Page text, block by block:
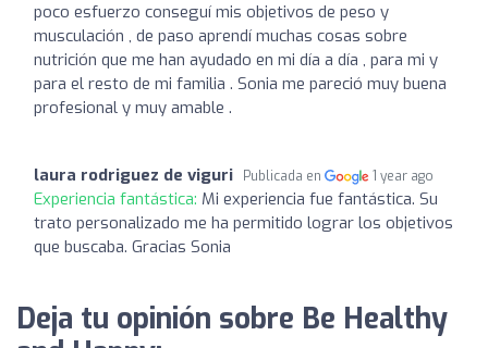
poco esfuerzo conseguí mis objetivos de peso y
musculación , de paso aprendí muchas cosas sobre
nutrición que me han ayudado en mi día a día , para mi y
para el resto de mi familia . Sonia me pareció muy buena
profesional y muy amable .
laura rodriguez de viguri Publicada en 1 year ago
Experiencia fantástica: Mi experiencia fue fantástica. Su
trato personalizado me ha permitido lograr los objetivos
que buscaba. Gracias Sonia
Deja tu opinión sobre Be Healthy